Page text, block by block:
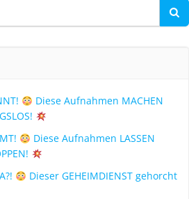
Diese Aufnahmen MACHEN
Diese Aufnahmen LASSEN
Dieser GEHEIMDIENST gehorcht